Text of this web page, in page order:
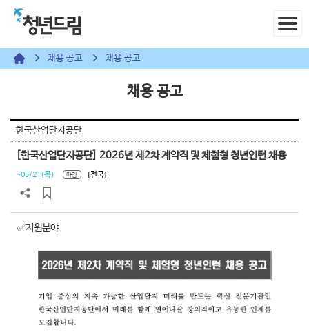
채용 공고 채용 공고
채용 공고
한국산업단지공단
[한국산업단지공단] 2026년 제2차 계약직 및 체험형 청년인턴 채용
~05/21(목) 마감 [전국]
✅지원분야